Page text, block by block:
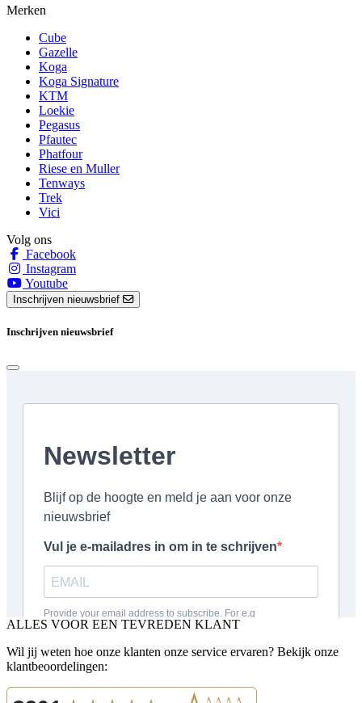
Merken
Cube
Gazelle
Koga
Koga Signature
KTM
Loekie
Pegasus
Pfautec
Phatfour
Riese en Muller
Tenways
Trek
Vici
Volg ons
Facebook
Instagram
Youtube
Inschrijven nieuwsbrief
Inschrijven nieuwsbrief
ALLES VOOR EEN TEVREDEN KLANT
Wil jij weten hoe onze klanten onze service ervaren? Bekijk onze
klantbeoordelingen: